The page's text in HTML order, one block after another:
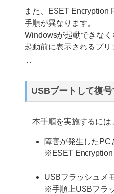
また、ESET Encryption
手順が異なります。
Windowsが起動できな
起動前に表示されるプ
USBブートして復
本手順を実施するには
障害が発生したPC
※ESET Encryption
USBフラッシュメ
※手順上USBフラ